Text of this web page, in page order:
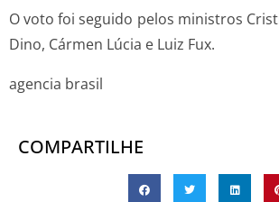
O voto foi seguido pelos ministros
Dino, Cármen Lúcia e Luiz Fux.
agencia brasil
COMPARTILHE